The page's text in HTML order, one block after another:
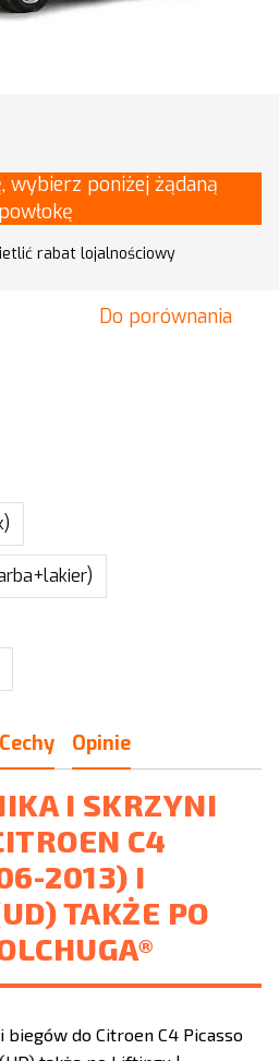
wybierz poniżej żądaną
powłokę
rabat lojalnościowy
Do porównania
Cechy Opinie
I SKRZYNI
C4
2013) I
TAKŻE PO